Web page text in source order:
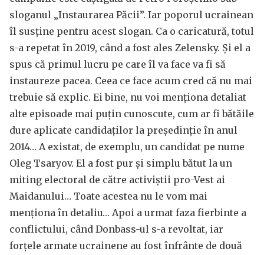
sloganul „Instaurarea Păcii”. Iar poporul ucrainean
îl susține pentru acest slogan. Ca o caricatură, totul
s-a repetat în 2019, când a fost ales Zelensky. Și el a
spus că primul lucru pe care îl va face va fi să
instaureze pacea. Ceea ce face acum cred că nu mai
trebuie să explic. Ei bine, nu voi menționa detaliat
alte episoade mai puțin cunoscute, cum ar fi bătăile
dure aplicate candidaților la președinție în anul
2014… A existat, de exemplu, un candidat pe nume
Oleg Tsaryov. El a fost pur și simplu bătut la un
miting electoral de către activiștii pro-Vest ai
Maidanului… Toate acestea nu le vom mai
menționa în detaliu… Apoi a urmat faza fierbinte a
conflictului, când Donbass-ul s-a revoltat, iar
forțele armate ucrainene au fost înfrânte de două